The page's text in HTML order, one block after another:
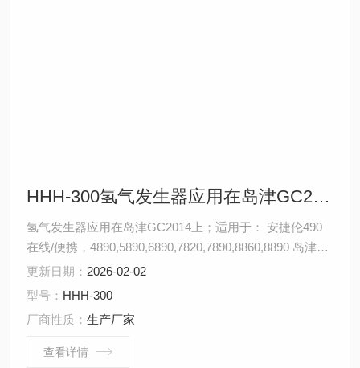
HHH-300氢气发生器应用在岛津GC2014上
氢气发生器应用在岛津GC2014上；适用于： 安捷伦490
在线/便携，4890,5890,6890,7820,7890,8860,8890 岛津
GC-14C，GC-2010，GC-2014，GC-2030 赛默飞
1310,1300,1610,1600 瓦里安3800系列 布鲁克
更新日期： 2026-02-02
型号： HHH-300
厂商性质：生产厂家
查看详情